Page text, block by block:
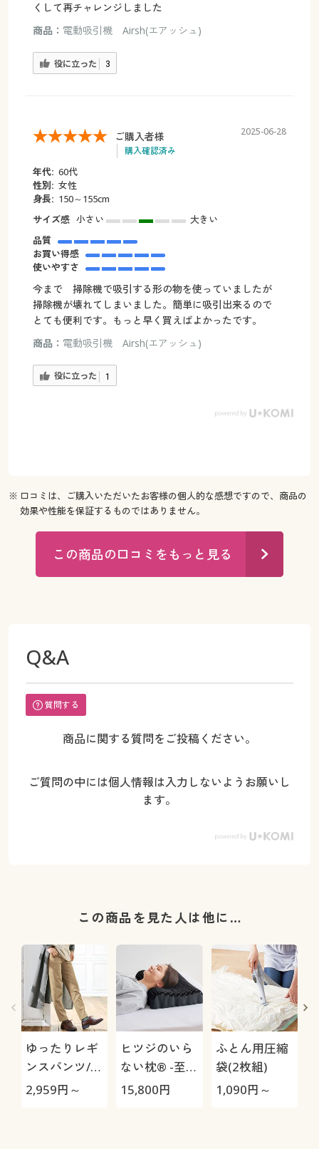
くして再チャレンジしました
商品： 電動吸引機 Airsh(エアッシュ)
役に立った 3
ご購入者様
購入確認済み
2025-06-28
年代: 60代
性別: 女性
身長: 150～155cm
サイズ感 小さい
大きい
品質
お買い得感
使いやすさ
今まで 掃除機で吸引する形の物を使っていましたが
掃除機が壊れてしまいました。簡単に吸引出来るので
とても便利です。もっと早く買えばよかったです。
商品： 電動吸引機 Airsh(エアッシュ)
役に立った 1
※ 口コミは、ご購入いただいたお客様の個人的な感想ですので、商品の
効果や性能を保証するものではありません。
この商品の口コミをもっと見る
Q&A
質問する
商品に関する質問をご投稿ください。
ご質問の中には個人情報は入力しないようお願いし
ます。
この商品を見た人は他に…
ゆったりレギ
ンスパンツ/細
見えが叶うら
2,959円～
ヒツジのいら
ない枕® -至
極-
15,800円
ふとん用圧縮
袋(2枚組)
1,090円～